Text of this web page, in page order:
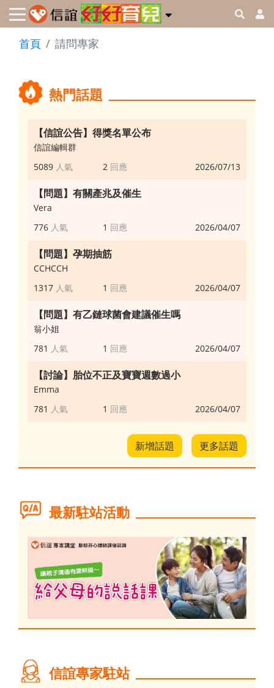
首頁 請問專家
熱門話題
5089
【信誼公告】得獎名單公布
2
信誼編輯群
2026/07/13
776
【問題】有關產兆及催生
1
Vera
2026/04/07
1317
【問題】孕期抽筋
1
CCHCCH
2026/04/07
781
【問題】有乙鏈球菌會建議催生嗎
1
翁小姐
2026/04/07
781
【討論】胎位不正及寶寶週數過小
1
Emma
2026/04/07
新增話題 更多話題
最新駐站活動
信誼專家駐站